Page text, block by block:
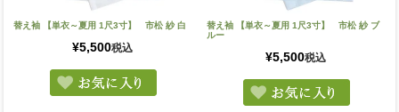
替え袖 【単衣～夏用 1尺3寸】 市松 紗 白
¥5,500税込
替え袖 【単衣～夏用 1尺3寸】 市松 紗 ブ
ルー
¥5,500税込